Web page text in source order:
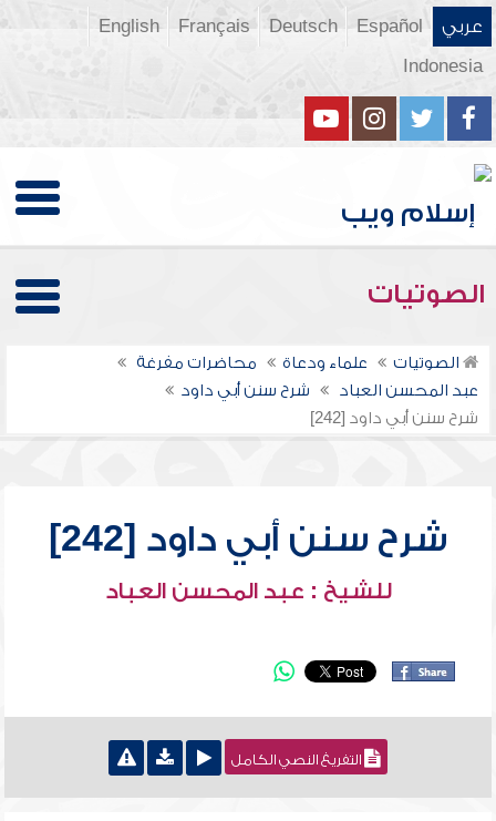
عربي Español
Deutsch
Français
English
Indonesia
الصوتيات
الصوتيات علماء ودعاة
محاضرات مفرغة
عبد المحسن العباد
شرح سنن أبي داود
شرح سنن أبي داود [242]
شرح سنن أبي داود [242]
للشيخ : عبد المحسن العباد
التفريغ النصي الكامل